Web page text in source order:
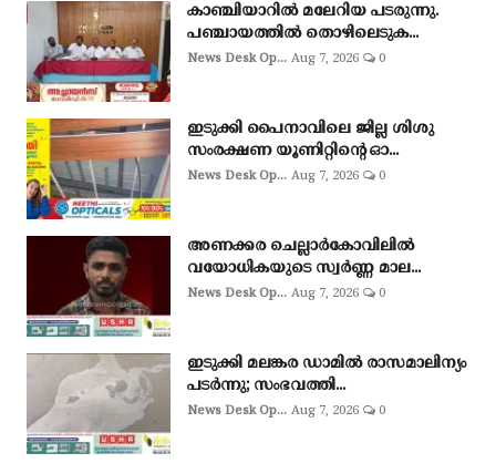
കാഞ്ചിയാറിൽ മലേറിയ പടരുന്നു.
പഞ്ചായത്തിൽ തൊഴിലെടുക...
News Desk Op... Aug 7, 2026 0
ഇടുക്കി പൈനാവിലെ ജില്ല ശിശു
സംരക്ഷണ യൂണിറ്റിന്റെ ഓ...
News Desk Op... Aug 7, 2026 0
അണക്കര ചെല്ലാര്‍കോവിലില്‍
വയോധികയുടെ സ്വര്‍ണ്ണ മാല...
News Desk Op... Aug 7, 2026 0
ഇടുക്കി മലങ്കര ഡാമിൽ രാസമാലിന്യം
പടർന്നു; സംഭവത്തി...
News Desk Op... Aug 7, 2026 0